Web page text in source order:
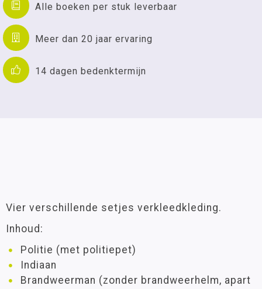
Alle boeken per stuk leverbaar
Meer dan 20 jaar ervaring
14 dagen bedenktermijn
Vier verschillende setjes verkleedkleding.
Inhoud:
Politie (met politiepet)
Indiaan
Brandweerman (zonder brandweerhelm, apart